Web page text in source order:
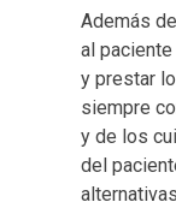
Además
al
y prestar
siempre
y de los
del